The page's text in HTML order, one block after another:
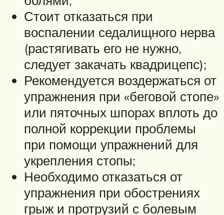
Стоит отказаться при
воспалении седалищного нерва
(растягивать его не нужно,
следует закачать квадрицепс);
Рекомендуется воздержаться от
упражнения при «беговой стопе»
или пяточных шпорах вплоть до
полной коррекции проблемы
при помощи упражнений для
укрепления стопы;
Необходимо отказаться от
упражнения при обострениях
грыж и протрузий с болевым